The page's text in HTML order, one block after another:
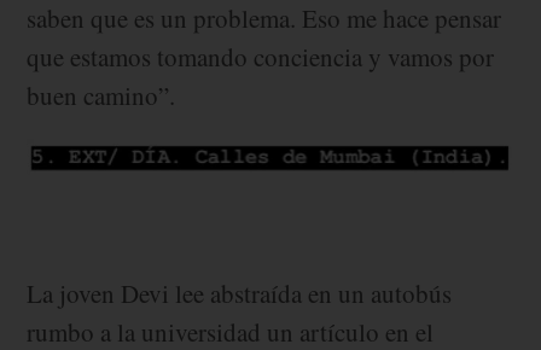
saben que es un problema. Eso me hace pensar
que estamos tomando conciencia y vamos por
buen camino”.
La joven Devi lee abstraída en un autobús
rumbo a la universidad un artículo en el